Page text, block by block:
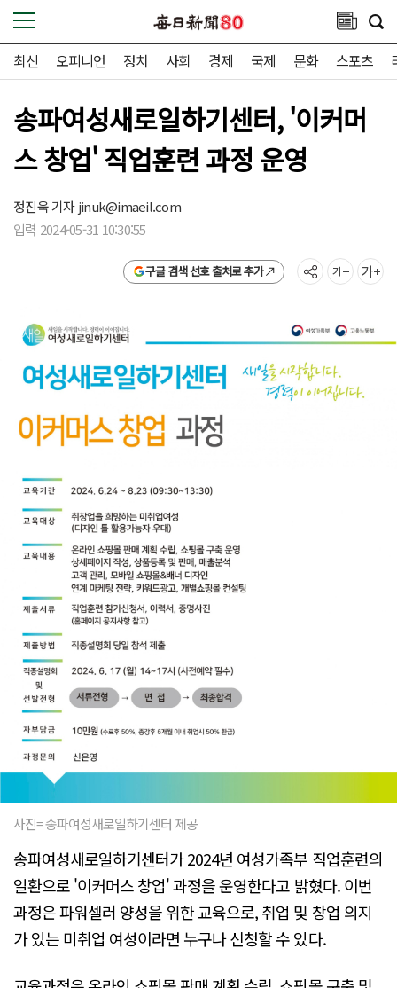
최신 오피니언 정치 사회 경제 국제 문화 스포츠
송파여성새로일하기센터, '이커머
스 창업' 직업훈련 과정 운영
정진욱 기자jinuk@imaeil.com
입력 2024-05-31 10:30:55
구글 검색 선호 출처로 추가
사진= 송파여성새로일하기센터 제공
송파여성새로일하기센터가 2024년 여성가족부 직업훈련의
일환으로 '이커머스 창업' 과정을 운영한다고 밝혔다. 이번
과정은 파워셀러 양성을 위한 교육으로, 취업 및 창업 의지
가 있는 미취업 여성이라면 누구나 신청할 수 있다.